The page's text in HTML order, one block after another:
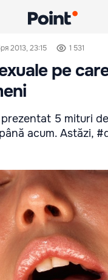
2013, 23:15 1 531
pe
5 mituri
acum. Astăzi,